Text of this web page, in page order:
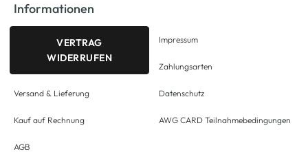
Informationen
VERTRAG
WIDERRUFEN
Versand & Lieferung
Kauf auf Rechnung
AGB
Impressum
Zahlungsarten
Datenschutz
AWG CARD Teilnahmebedingungen